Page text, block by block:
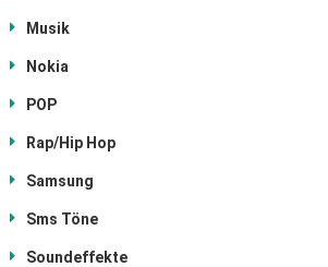
Musik
Nokia
POP
Rap/Hip Hop
Samsung
Sms Töne
Soundeffekte